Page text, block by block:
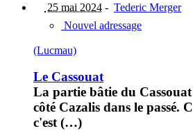
25 mai 2024 - Tederic Merger
Nouvel adressage
(Lucmau)
Le Cassouat
La partie bâtie du
côté Cazalis dans le passé.
c'est (…)